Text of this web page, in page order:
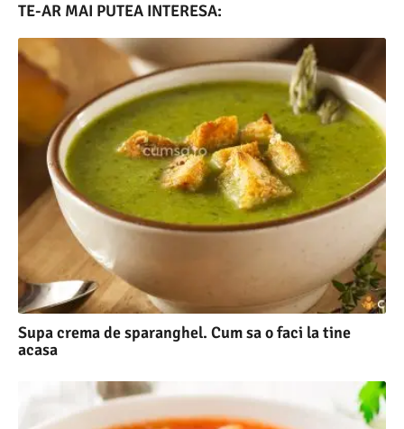
TE-AR MAI PUTEA INTERESA:
Supa crema de sparanghel. Cum sa o faci la tine
acasa